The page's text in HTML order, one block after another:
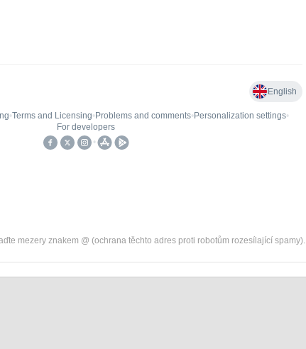
mezery znakem @ (ochrana těchto adres proti robotům rozesílající spamy).